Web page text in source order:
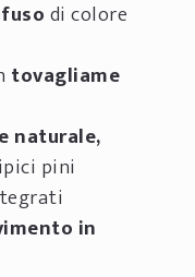
di colore
tovagliame
naturale,
pini
in